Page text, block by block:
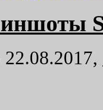
22.08.2017,